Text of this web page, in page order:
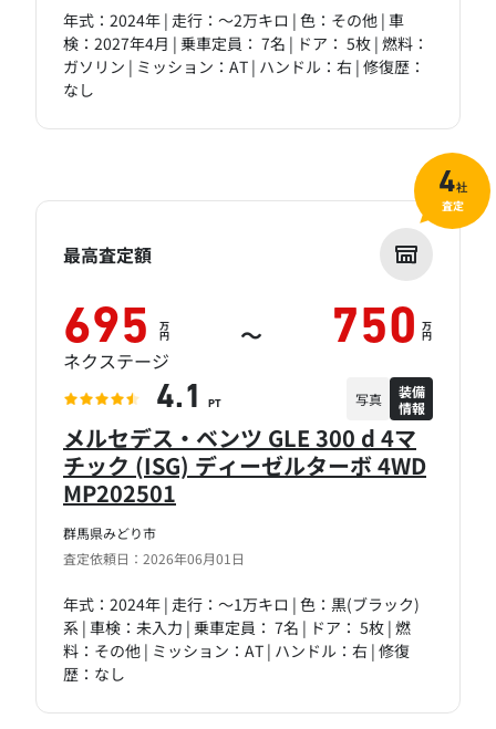
年式：2024年 | 走行：～2万キロ | 色：その他 | 車
検：2027年4月 | 乗車定員： 7名 | ドア： 5枚 | 燃料：
ガソリン | ミッション：AT | ハンドル：右 | 修復歴：
なし
群馬県みどり市
査定依頼日：2026年06月01日
メルセデス・ベンツ GLE 300 d 4マ
チック (ISG) ディーゼルターボ 4WD
MP202501
年式：2024年 | 走行：～1万キロ | 色：黒(ブラック)
系 | 車検：未入力 | 乗車定員： 7名 | ドア： 5枚 | 燃
料：その他 | ミッション：AT | ハンドル：右 | 修復
歴：なし
最高査定額
695 万
円 ～ 750 万
円
ネクステージ
4.1 PT 写真
装備
情報
4社
査定